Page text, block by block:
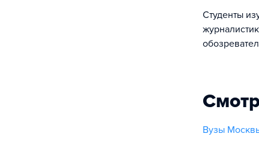
Студенты
Вузы